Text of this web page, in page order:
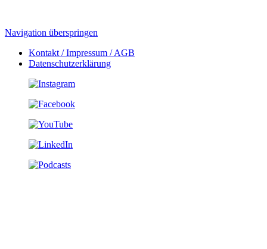
Navigation überspringen
Kontakt / Impressum / AGB
Datenschutzerklärung